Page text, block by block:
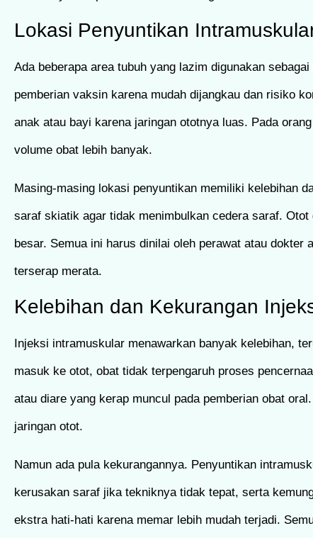
Lokasi Penyuntikan
Ada beberapa area tubuh yang lazim digunakan
pemberian vaksin karena mudah dijangkau dan risiko
anak atau bayi karena jaringan ototnya luas. Pada
volume obat lebih banyak.
Masing-masing lokasi penyuntikan memiliki kelebihan
saraf skiatik agar tidak menimbulkan cedera saraf.
besar. Semua ini harus dinilai oleh perawat atau
terserap merata.
Kelebihan dan Kekurangan
Injeksi intramuskular menawarkan banyak kelebihan,
masuk ke otot, obat tidak terpengaruh proses
atau diare yang kerap muncul pada pemberian obat
jaringan otot.
Namun ada pula kekurangannya. Penyuntikan
kerusakan saraf jika tekniknya tidak tepat, serta
ekstra hati-hati karena memar lebih mudah terjadi.